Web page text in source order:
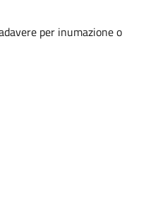
per inumazione o